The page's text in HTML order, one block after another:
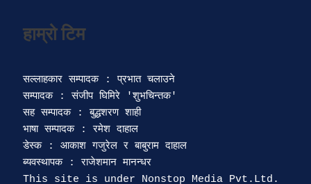
हाम्रो टिम
सल्लाहकार सम्पादक : प्रभात चलाउने
सम्पादक : संजीप घिमिरे 'शुभचिन्तक'
सह सम्पादक : बुद्धशरण शाही
भाषा सम्पादक : रमेश दाहाल
डेस्क : आकाश गजुरेल र बाबुराम दाहाल
ब्यवस्थापक : राजेशमान मानन्धर